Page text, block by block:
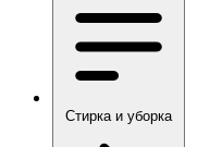
Стирка и уборка